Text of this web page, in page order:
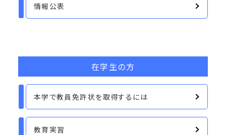
情報公表
在学生の方
本学で教員免許状を取得するには
教育実習